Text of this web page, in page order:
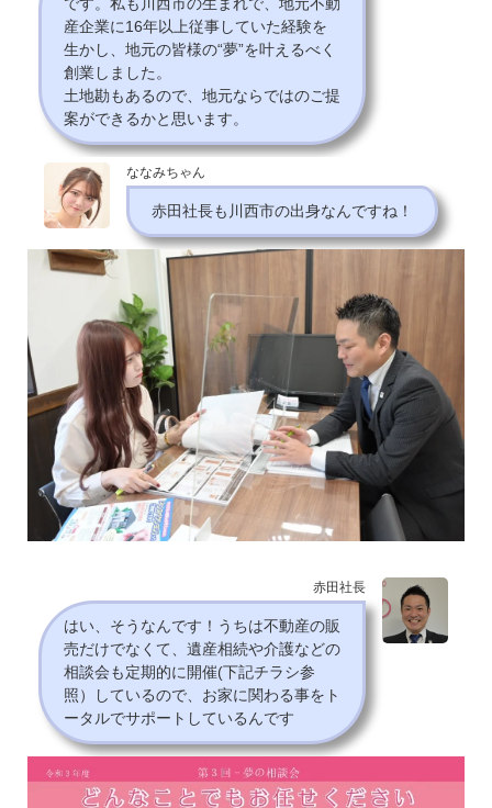
です。私も川西市の生まれで、地元不動
産企業に16年以上従事していた経験を
生かし、地元の皆様の“夢”を叶えるべく
創業しました。
土地勘もあるので、地元ならではのご提
案ができるかと思います。
ななみちゃん
赤田社長も川西市の出身なんですね！
赤田社長
はい、そうなんです！うちは不動産の販
売だけでなくて、遺産相続や介護などの
相談会も定期的に開催(下記チラシ参
照）しているので、お家に関わる事をト
ータルでサポートしているんです